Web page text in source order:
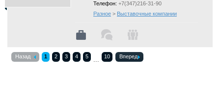
Телефон: +7(347)216-31-90
Разное > Выставочные компании
Назад 1 2 3 4 5 ... 10 Вперед